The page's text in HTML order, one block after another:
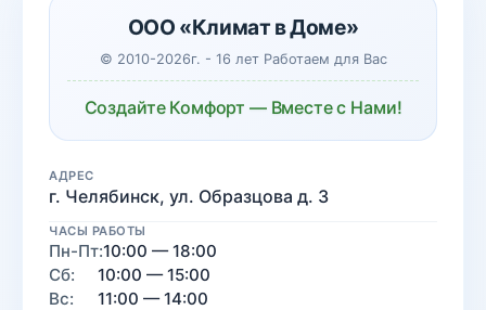
ООО «Климат в Доме»
© 2010-2026г. - 16 лет Работаем для Вас
Создайте Комфорт — Вместе с Нами!
АДРЕС
г. Челябинск, ул. Образцова д. 3
ЧАСЫ РАБОТЫ
Пн-Пт:10:00 — 18:00
Сб:
10:00 — 15:00
Вс:
11:00 — 14:00